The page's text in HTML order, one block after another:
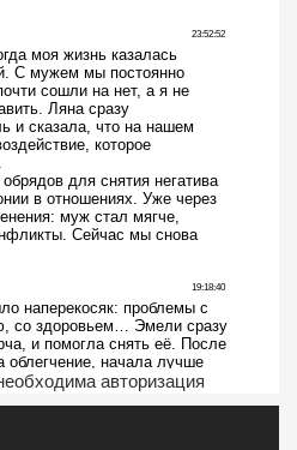
авторизация